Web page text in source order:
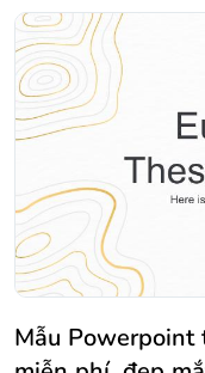
giảng dạy tất cả 50
đồ của các tiểu bang
tông màu xanh lam,
Này, hãy thức dậy,
một số trạng thái bị
ở cuối mẫu, nơi bạn
lại của chúng!
Mẫu